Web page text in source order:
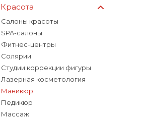
Красота
Салоны красоты
SPA-салоны
Фитнес-центры
Солярии
Студии коррекции фигуры
Лазерная косметология
Маникюр
Педикюр
Массаж